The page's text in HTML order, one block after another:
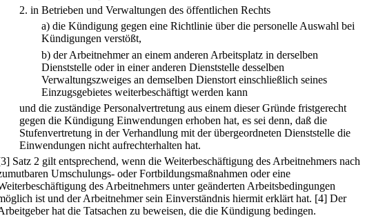
2. in Betrieben und Verwaltungen des öffentlichen Rechts
a) die Kündigung gegen eine Richtlinie über die personelle Auswahl bei
Kündigungen verstößt,
b) der Arbeitnehmer an einem anderen Arbeitsplatz in derselben
Dienststelle oder in einer anderen Dienststelle desselben
Verwaltungszweiges an demselben Dienstort einschließlich seines
Einzugsgebietes weiterbeschäftigt werden kann
und die zuständige Personalvertretung aus einem dieser Gründe fristgerecht
gegen die Kündigung Einwendungen erhoben hat, es sei denn, daß die
Stufenvertretung in der Verhandlung mit der übergeordneten Dienststelle die
Einwendungen nicht aufrechterhalten hat.
Satz 2 gilt entsprechend, wenn die Weiterbeschäftigung des Arbeitnehmers nach
Umschulungs- oder Fortbildungsmaßnahmen oder eine
des Arbeitnehmers unter geänderten Arbeitsbedingungen
ist und der Arbeitnehmer sein Einverständnis hiermit erklärt hat. [4] Der
hat die Tatsachen zu beweisen, die die Kündigung bedingen.